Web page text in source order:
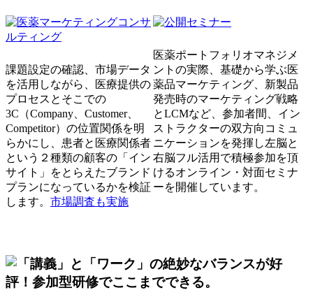
課題設定の確認、市場データ
を活用しながら、医療提供の
プロセスとそこでの
3C（Company、Customer、
Competitor）の位置関係を明
らかにし、患者と医療関係者
という２種類の顧客の「イン
サイト」をとらえたブランド
プランになっているかを検証
します。 市場調査も実施
医薬ポートフォリオマネジメ
ントの実際、基礎から学ぶ医
薬品マーケティング、新製品
発売時のマーケティング戦略
とLCMなど、参加者間、イン
ストラクターの双方向コミュ
ニケーションを発揮し左脳と
右脳フル活用で積極参加を頂
けるオンライン・対面セミナ
ーを開催しています。